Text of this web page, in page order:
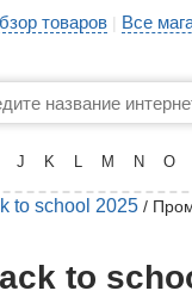
товаров | Все
J K L M N O
to school 2025 /
to